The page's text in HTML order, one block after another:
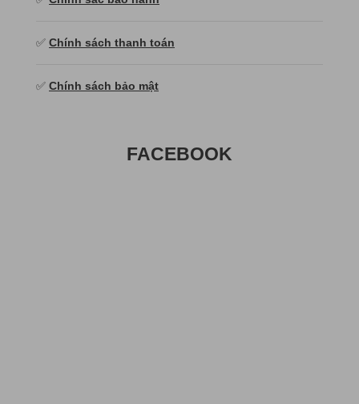
✅ Chính sách thanh toán
✅ Chính sách bảo mật
FACEBOOK